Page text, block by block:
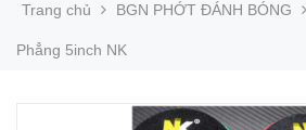
Trang chủ BGN PHỚT ĐÁNH BÓNG
Phẳng 5inch NK